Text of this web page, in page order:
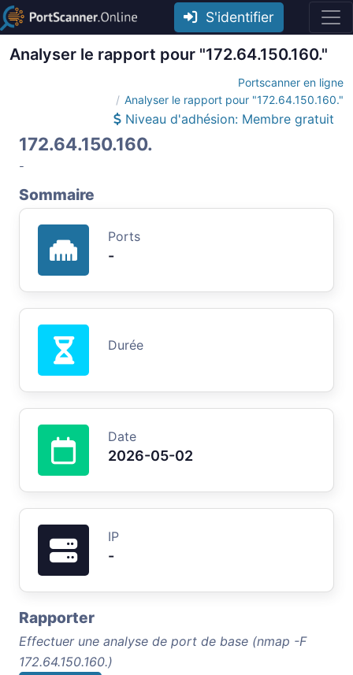
S'identifier
Analyser le rapport pour "172.64.150.160."
Portscanner en ligne
Analyser le rapport pour "172.64.150.160."
Niveau d'adhésion: Membre gratuit
172.64.150.160.
-
Sommaire
Ports
-
Durée
Date
2026-05-02
IP
-
Rapporter
Effectuer une analyse de port de base (nmap -F
172.64.150.160.)